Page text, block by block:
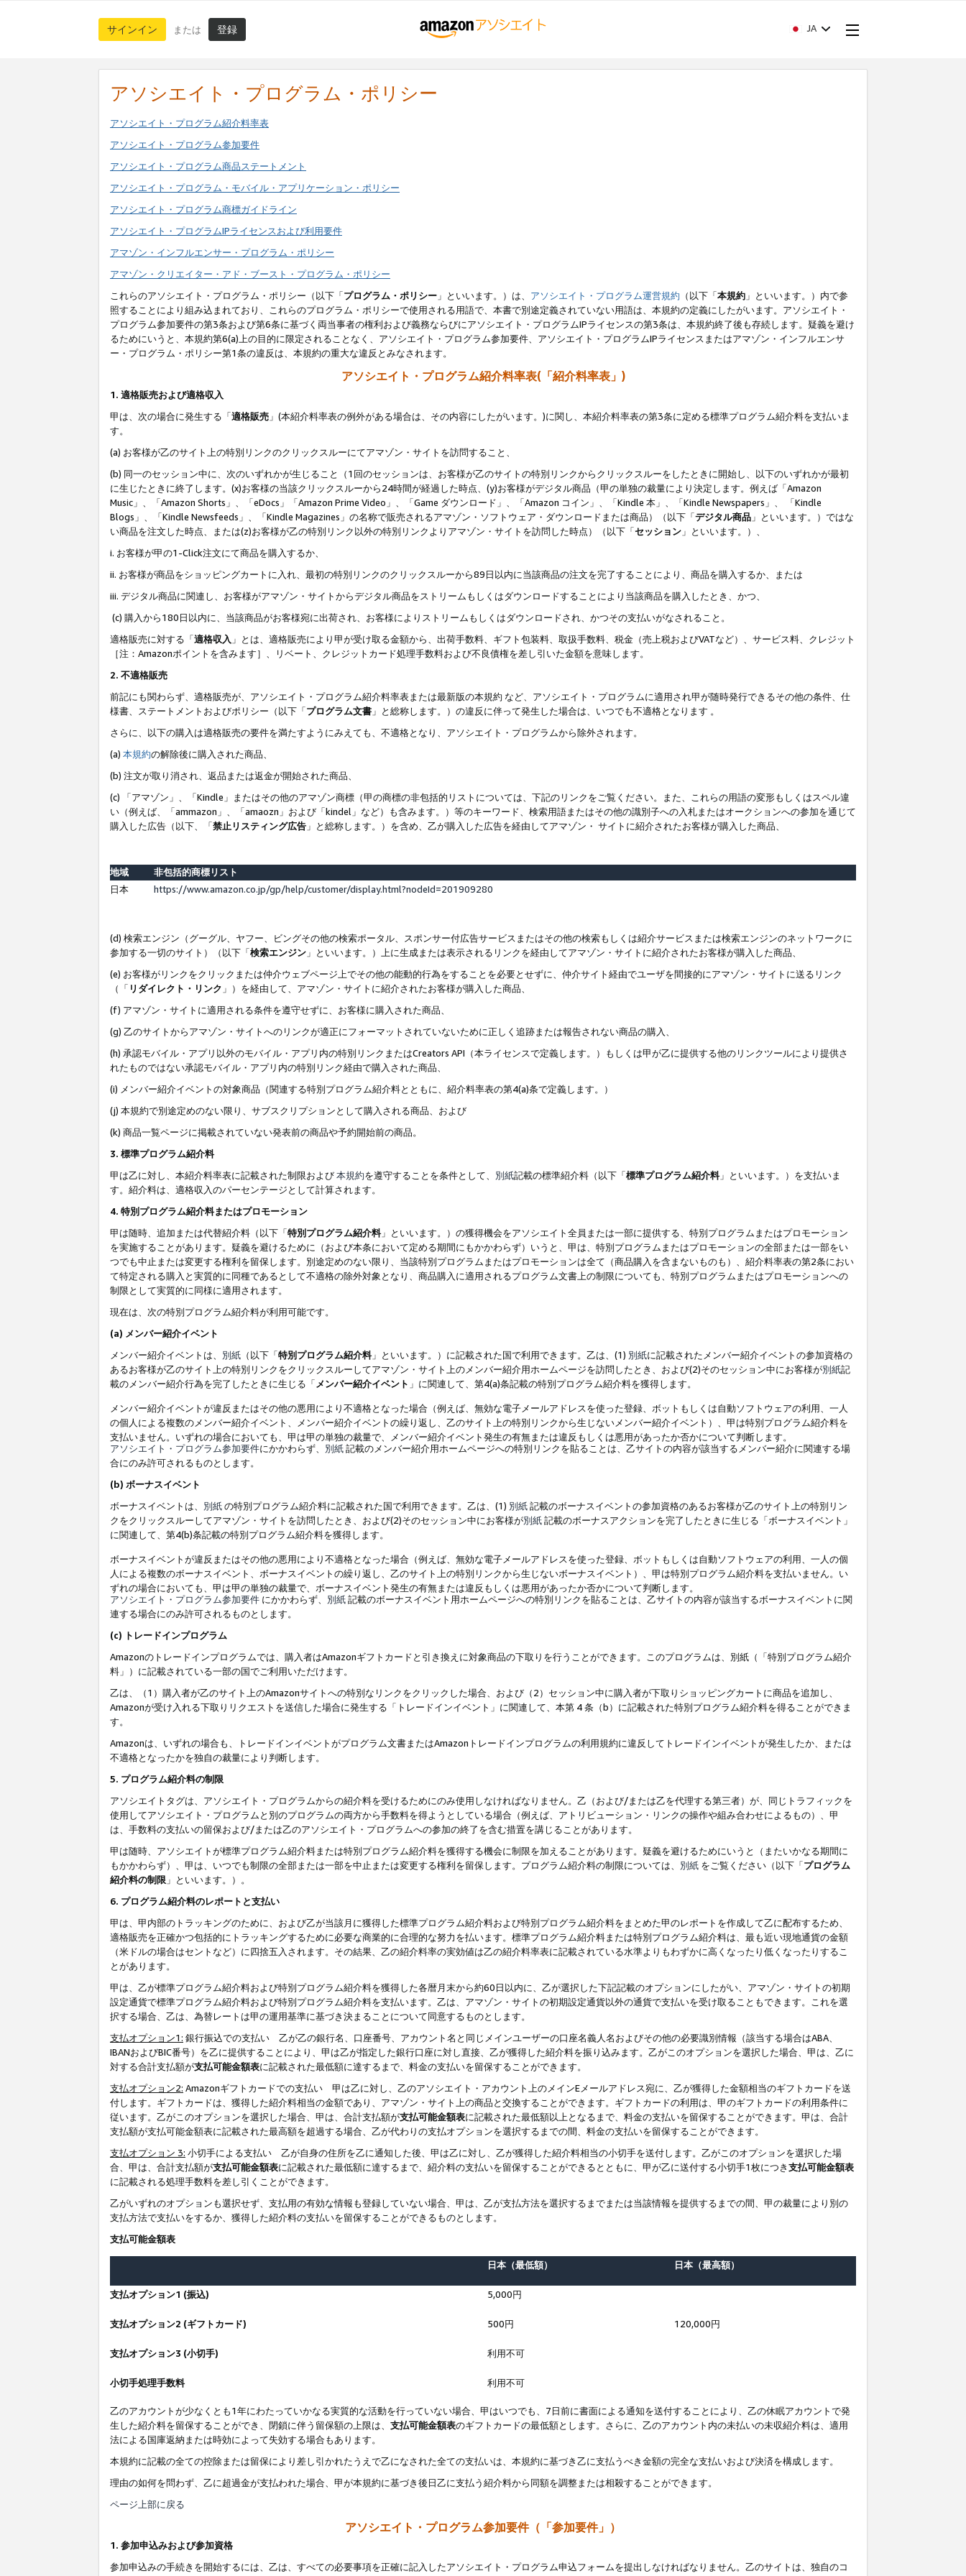
サインイン または 登録 JA
アソシエイト・プログラム・ポリシー
アソシエイト・プログラム紹介料率表
アソシエイト・プログラム参加要件
アソシエイト・プログラム商品ステートメント
アソシエイト・プログラム・モバイル・アプリケーション・ポリシー
アソシエイト・プログラム商標ガイドライン
アソシエイト・プログラムIPライセンスおよび利用要件
アマゾン・インフルエンサー・プログラム・ポリシー
アマゾン・クリエイター・アド・ブースト・プログラム・ポリシー
これらのアソシエイト・プログラム・ポリシー（以下「プログラム・ポリシー 」といいます。）は、 アソシエイト・プログラム運営規約 （以下「本規約 」といいます。）内で参
照することにより組み込まれており、これらのプログラム・ポリシーで使用される用語で、本書で別途定義されていない用語は、本規約の定義にしたがいます。アソシエイト・
プログラム参加要件の第3条および第6条に基づく両当事者の権利および義務ならびにアソシエイト・プログラムIPライセンスの第3条は、本規約終了後も存続します。疑義を避け
るためにいうと、本規約第6(a)上の目的に限定されることなく、アソシエイト・プログラム参加要件、アソシエイト・プログラムIPライセンスまたはアマゾン・インフルエンサ
ー・プログラム・ポリシー第1条の違反は、本規約の重大な違反とみなされます。
アソシエイト・プログラム紹介料率表(「紹介料率表」)
1. 適格販売および適格収入
甲は、次の場合に発生する「適格販売 」(本紹介料率表の例外がある場合は、その内容にしたがいます。)に関し、本紹介料率表の第3条に定める標準プログラム紹介料を支払いま
す。
(a) お客様が乙のサイト上の特別リンクのクリックスルーにてアマゾン・サイトを訪問すること、
(b) 同一のセッション中に、次のいずれかが生じること（1回のセッションは、お客様が乙のサイトの特別リンクからクリックスルーをしたときに開始し、以下のいずれかが最初
に生じたときに終了します。(x)お客様の当該クリックスルーから24時間が経過した時点、(y)お客様がデジタル商品（甲の単独の裁量により決定します。例えば「Amazon
Music」、「Amazon Shorts」、「eDocs」「Amazon Prime Video」、「Game ダウンロード」、「Amazon コイン」、「Kindle 本」、「Kindle Newspapers」、 「Kindle
Blogs」、「Kindle Newsfeeds」、「Kindle Magazines」の名称で販売されるアマゾン・ソフトウェア・ダウンロードまたは商品）（以下「デジタル商品 」といいます。）ではな
い商品を注文した時点、または(z)お客様が乙の特別リンク以外の特別リンクよりアマゾン・サイトを訪問した時点）（以下「セッション 」といいます。）、
i. お客様が甲の1-Click注文にて商品を購入するか、
ii. お客様が商品をショッピングカートに入れ、最初の特別リンクのクリックスルーから89日以内に当該商品の注文を完了することにより、商品を購入するか、または
iii. デジタル商品に関連し、お客様がアマゾン・サイトからデジタル商品をストリームもしくはダウンロードすることにより当該商品を購入したとき、かつ、
(c) 購入から180日以内に、当該商品がお客様宛に出荷され、お客様によりストリームもしくはダウンロードされ、かつその支払いがなされること。
適格販売に対する「適格収入 」とは、適格販売により甲が受け取る金額から、出荷手数料、ギフト包装料、取扱手数料、税金（売上税およびVATなど）、サービス料、クレジット
［注：Amazonポイントを含みます］、リベート、クレジットカード処理手数料および不良債権を差し引いた金額を意味します。
2. 不適格販売
前記にも関わらず、適格販売が、アソシエイト・プログラム紹介料率表または最新版の本規約 など、アソシエイト・プログラムに適用され甲が随時発行できるその他の条件、仕
様書、ステートメントおよびポリシー（以下「プログラム文書 」と総称します。）の違反に伴って発生した場合は、いつでも不適格となります 。
さらに、以下の購入は適格販売の要件を満たすようにみえても、不適格となり、アソシエイト・プログラムから除外されます。
(a) 本規約の解除後に購入された商品、
(b) 注文が取り消され、返品または返金が開始された商品、
(c) 「アマゾン」、「Kindle」またはその他のアマゾン商標（甲の商標の非包括的リストについては、下記のリンクをご覧ください。また、これらの用語の変形もしくはスペル違
い（例えば、「ammazon」、「amaozn」および「kindel」など）も含みます。）等のキーワード、検索用語またはその他の識別子への入札またはオークションへの参加を通じて
購入した広告（以下、「禁止リスティング広告 」と総称します。）を含め、乙が購入した広告を経由してアマゾン・ サイトに紹介されたお客様が購入した商品、
地域
非包括的商標リスト
日本
https://www.amazon.co.jp/gp/help/customer/display.html?nodeId=201909280
(d) 検索エンジン（グーグル、ヤフー、ビングその他の検索ポータル、スポンサー付広告サービスまたはその他の検索もしくは紹介サービスまたは検索エンジンのネットワークに
参加する一切のサイト）（以下「検索エンジン 」といいます。）上に生成または表示されるリンクを経由してアマゾン・サイトに紹介されたお客様が購入した商品、
(e) お客様がリンクをクリックまたは仲介ウェブページ上でその他の能動的行為をすることを必要とせずに、仲介サイト経由でユーザを間接的にアマゾン・サイトに送るリンク
（「 リダイレクト・リンク 」）を経由して、アマゾン・サイトに紹介されたお客様が購入した商品、
(f) アマゾン・サイトに適用される条件を遵守せずに、お客様に購入された商品、
(g) 乙のサイトからアマゾン・サイトへのリンクが適正にフォーマットされていないために正しく追跡または報告されない商品の購入、
(h) 承認モバイル・アプリ以外のモバイル・アプリ内の特別リンクまたはCreators API（本ライセンスで定義します。）もしくは甲が乙に提供する他のリンクツールにより提供さ
れたものではない承認モバイル・アプリ内の特別リンク経由で購入された商品、
(i) メンバー紹介イベントの対象商品（関連する特別プログラム紹介料とともに、紹介料率表の第4(a)条で定義します。）
(j) 本規約で別途定めのない限り、サブスクリプションとして購入される商品、および
(k) 商品一覧ページに掲載されていない発表前の商品や予約開始前の商品。
3. 標準プログラム紹介料
甲は乙に対し、本紹介料率表に記載された制限および本規約を遵守することを条件として、 別紙記載の標準紹介料（以下「標準プログラム紹介料」といいます。）を支払いま
す。紹介料は、適格収入のパーセンテージとして計算されます。
4. 特別プログラム紹介料またはプロモーション
甲は随時、追加または代替紹介料（以下「特別プログラム紹介料」といいます。）の獲得機会をアソシエイト全員または一部に提供する、特別プログラムまたはプロモーション
を実施することがあります。疑義を避けるために（および本条において定める期間にもかかわらず）いうと、甲は、特別プログラムまたはプロモーションの全部または一部をい
つでも中止または変更する権利を留保します。別途定めのない限り、当該特別プログラムまたはプロモーションは全て（商品購入を含まないものも）、紹介料率表の第2条におい
て特定される購入と実質的に同種であるとして不適格の除外対象となり、商品購入に適用されるプログラム文書上の制限についても、特別プログラムまたはプロモーションへの
制限として実質的に同様に適用されます。
現在は、次の特別プログラム紹介料が利用可能です。
(a) メンバー紹介イベント
メンバー紹介イベントは、 別紙 （以下「特別プログラム紹介料」といいます。）に記載された国で利用できます。乙は、(1) 別紙に記載されたメンバー紹介イベントの参加資格の
あるお客様が乙のサイト上の特別リンクをクリックスルーしてアマゾン・サイト上のメンバー紹介用ホームページを訪問したとき、および(2)そのセッション中にお客様が別紙記
載のメンバー紹介行為を完了したときに生じる「 メンバー紹介イベント 」に関連して、第4(a)条記載の特別プログラム紹介料を獲得します。
メンバー紹介イベントが違反またはその他の悪用により不適格となった場合（例えば、無効な電子メールアドレスを使った登録、ボットもしくは自動ソフトウェアの利用、一人
の個人による複数のメンバー紹介イベント、メンバー紹介イベントの繰り返し、乙のサイト上の特別リンクから生じないメンバー紹介イベント）、甲は特別プログラム紹介料を
支払いません。いずれの場合においても、甲は甲の単独の裁量で、メンバー紹介イベント発生の有無または違反もしくは悪用があったか否かについて判断します。
アソシエイト・プログラム参加要件にかかわらず、 別紙記載のメンバー紹介用ホームページへの特別リンクを貼ることは、乙サイトの内容が該当するメンバー紹介に関連する場
合にのみ許可されるものとします。
(b) ボーナスイベント
ボーナスイベントは、 別紙の特別プログラム紹介料に記載された国で利用できます。乙は、(1) 別紙記載のボーナスイベントの参加資格のあるお客様が乙のサイト上の特別リン
クをクリックスルーしてアマゾン・サイトを訪問したとき、および(2)そのセッション中にお客様が別紙記載のボーナスアクションを完了したときに生じる「ボーナスイベント」
に関連して、第4(b)条記載の特別プログラム紹介料を獲得します。
ボーナスイベントが違反またはその他の悪用により不適格となった場合（例えば、無効な電子メールアドレスを使った登録、ボットもしくは自動ソフトウェアの利用、一人の個
人による複数のボーナスイベント、ボーナスイベントの繰り返し、乙のサイト上の特別リンクから生じないボーナスイベント）、甲は特別プログラム紹介料を支払いません。い
ずれの場合においても、甲は甲の単独の裁量で、ボーナスイベント発生の有無または違反もしくは悪用があったか否かについて判断します。
アソシエイト・プログラム参加要件 にかかわらず、 別紙記載のボーナスイベント用ホームページへの特別リンクを貼ることは、乙サイトの内容が該当するボーナスイベントに関
連する場合にのみ許可されるものとします。
(c) トレードインプログラム
Amazonのトレードインプログラムでは、購入者はAmazonギフトカードと引き換えに対象商品の下取りを行うことができます。このプログラムは、別紙（「特別プログラム紹介
料」）に記載されている一部の国でご利用いただけます。
乙は、（1）購入者が乙のサイト上のAmazonサイトへの特別なリンクをクリックした場合、および（2）セッション中に購入者が下取りショッピングカートに商品を追加し、
Amazonが受け入れる下取りリクエストを送信した場合に発生する「トレードインイベント」に関連して、本第 4 条（b）に記載された特別プログラム紹介料を得ることができま
す。
Amazonは、いずれの場合も、トレードインイベントがプログラム文書またはAmazonトレードインプログラムの利用規約に違反してトレードインイベントが発生したか、または
不適格となったかを独自の裁量により判断します。
5. プログラム紹介料の制限
アソシエイトタグは、アソシエイト・プログラムからの紹介料を受けるためにのみ使用しなければなりません。乙（および/または乙を代理する第三者）が、同じトラフィックを
使用してアソシエイト・プログラムと別のプログラムの両方から手数料を得ようとしている場合（例えば、アトリビューション・リンクの操作や組み合わせによるもの）、甲
は、手数料の支払いの留保および/または乙のアソシエイト・プログラムへの参加の終了を含む措置を講じることがあります。
甲は随時、アソシエイトが標準プログラム紹介料または特別プログラム紹介料を獲得する機会に制限を加えることがあります。疑義を避けるためにいうと（またいかなる期間に
もかかわらず）、甲は、いつでも制限の全部または一部を中止または変更する権利を留保します。プログラム紹介料の制限については、 別紙 をご覧ください（以下「プログラム
紹介料の制限 」といいます。）。
6. プログラム紹介料のレポートと支払い
甲は、甲内部のトラッキングのために、および乙が当該月に獲得した標準プログラム紹介料および特別プログラム紹介料をまとめた甲のレポートを作成して乙に配布するため、
適格販売を正確かつ包括的にトラッキングするために必要な商業的に合理的な努力を払います。標準プログラム紹介料または特別プログラム紹介料は、最も近い現地通貨の金額
（米ドルの場合はセントなど）に四捨五入されます。その結果、乙の紹介料率の実効値は乙の紹介料率表に記載されている水準よりもわずかに高くなったり低くなったりするこ
とがあります。
甲は、乙が標準プログラム紹介料および特別プログラム紹介料を獲得した各暦月末から約60日以内に、乙が選択した下記記載のオプションにしたがい、アマゾン・サイトの初期
設定通貨で標準プログラム紹介料および特別プログラム紹介料を支払います。乙は、アマゾン・サイトの初期設定通貨以外の通貨で支払いを受け取ることもできます。これを選
択する場合、乙は、為替レートは甲の運用基準に基づき決まることについて同意するものとします。
支払オプション1: 銀行振込での支払い 乙が乙の銀行名、口座番号、アカウント名と同じメインユーザーの口座名義人名およびその他の必要識別情報（該当する場合はABA、
IBANおよびBIC番号）を乙に提供することにより、甲は乙が指定した銀行口座に対し直接、乙が獲得した紹介料を振り込みます。乙がこのオプションを選択した場合、甲は、乙に
対する合計支払額が支払可能金額表に記載された最低額に達するまで、料金の支払いを留保することができます。
支払オプション2: Amazonギフトカードでの支払い 甲は乙に対し、乙のアソシエイト・アカウント上のメインEメールアドレス宛に、乙が獲得した金額相当のギフトカードを送
付します。ギフトカードは、獲得した紹介料相当の金額であり、アマゾン・サイト上の商品と交換することができます。ギフトカードの利用は、甲のギフトカードの利用条件に
従います。乙がこのオプションを選択した場合、甲は、合計支払額が支払可能金額表に記載された最低額以上となるまで、料金の支払いを留保することができます。甲は、合計
支払額が支払可能金額表に記載された最高額を超過する場合、乙が代わりの支払オプションを選択するまでの間、料金の支払いを留保することができます。
支払オプション 3: 小切手による支払い 乙が自身の住所を乙に通知した後、甲は乙に対し、乙が獲得した紹介料相当の小切手を送付します。乙がこのオプションを選択した場
合、甲は、合計支払額が支払可能金額表に記載された最低額に達するまで、紹介料の支払いを留保することができるとともに、甲が乙に送付する小切手1枚につき支払可能金額表
に記載される処理手数料を差し引くことができます。
乙がいずれのオプションも選択せず、支払用の有効な情報も登録していない場合、甲は、乙が支払方法を選択するまでまたは当該情報を提供するまでの間、甲の裁量により別の
支払方法で支払いをするか、獲得した紹介料の支払いを留保することができるものとします。
支払可能金額表
日本（最低額） 日本（最高額）
支払オプション1 (振込) 5,000円
支払オプション2 (ギフトカード) 500円 120,000円
支払オプション3 (小切手) 利用不可
小切手処理手数料 利用不可
乙のアカウントが少なくとも1年にわたっていかなる実質的な活動を行っていない場合、甲はいつでも、7日前に書面による通知を送付することにより、乙の休眠アカウントで発
生した紹介料を留保することができ、閉鎖に伴う留保額の上限は、 支払可能金額表のギフトカードの最低額とします。さらに、乙のアカウント内の未払いの未収紹介料は、適用
法による国庫返納または時効によって失効する場合もあります。
本規約に記載の全ての控除または留保により差し引かれたうえで乙になされた全ての支払いは、本規約に基づき乙に支払うべき金額の完全な支払いおよび決済を構成します。
理由の如何を問わず、乙に超過金が支払われた場合、甲が本規約に基づき後日乙に支払う紹介料から同額を調整または相殺することができます。
ページ上部に戻る
アソシエイト・プログラム参加要件（「参加要件」）
1. 参加申込みおよび参加資格
参加申込みの手続きを開始するには、乙は、すべての必要事項を正確に記入したアソシエイト・プログラム申込フォームを提出しなければなりません。乙のサイトは、独自のコ